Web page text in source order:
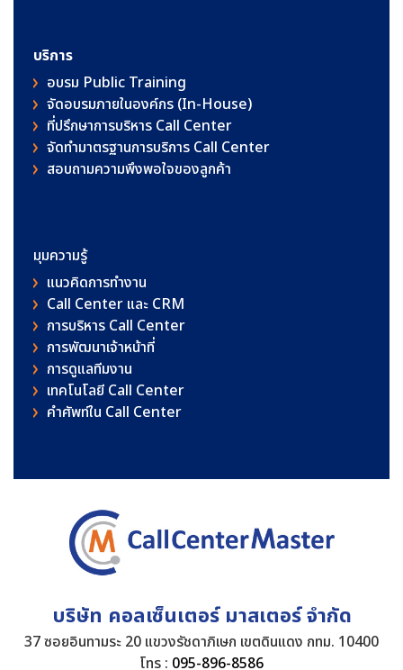
บริการ
อบรม Public Training
จัดอบรมภายในองค์กร (In-House)
ที่ปรึกษาการบริหาร Call Center
จัดทำมาตรฐานการบริการ Call Center
สอบถามความพึงพอใจของลูกค้า
มุมความรู้
แนวคิดการทำงาน
Call Center และ CRM
การบริหาร Call Center
การพัฒนาเจ้าหน้าที่
การดูแลทีมงาน
เทคโนโลยี Call Center
คําศัพท์ใน Call Center
บริษัท คอลเซ็นเตอร์ มาสเตอร์ จำกัด
37 ซอยอินทามระ 20 แขวงรัชดาภิเษก เขตดินแดง กทม. 10400
โทร : 095-896-8586